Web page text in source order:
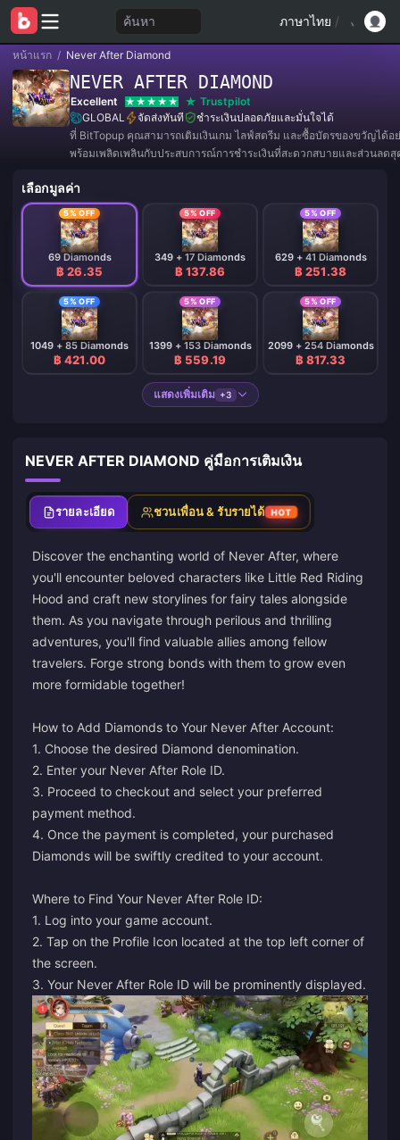
ค้นหา ภาษาไทย /
หน้าแรก / Never After Diamond
NEVER AFTER DIAMOND
Excellent
Trustpilot
GLOBAL
จัดส่งทันที
ชำระเงินปลอดภัยและมั่นใจได้
ที่ BitTopup คุณสามารถเติมเงินเกม ไลฟ์สตรีม และซื้อบัตรของขวัญได้อ
พร้อมเพลิดเพลินกับประสบการณ์การชำระเงินที่สะดวกสบายและส่วนลด
เลือกมูลค่า
5% OFF
69 Diamonds
฿ 26.35
5% OFF
349 + 17 Diamonds
฿ 137.86
5% OFF
629 + 41 Diamonds
฿ 251.38
5% OFF
1049 + 85 Diamonds
฿ 421.00
5% OFF
1399 + 153 Diamonds
฿ 559.19
5% OFF
2099 + 254 Diamonds
฿ 817.33
แสดงเพิ่มเติม +3
NEVER AFTER DIAMOND คู่มือการเติมเงิน
รายละเอียด ชวนเพื่อน & รับรายได้ HOT
Discover the enchanting world of Never After, where
you'll encounter beloved characters like Little Red Riding
Hood and craft new storylines for fairy tales alongside
them. As you navigate through perilous and thrilling
adventures, you'll find valuable allies among fellow
travelers. Forge strong bonds with them to grow even
more formidable together!
How to Add Diamonds to Your Never After Account:
1. Choose the desired Diamond denomination.
2. Enter your Never After Role ID.
3. Proceed to checkout and select your preferred
payment method.
4. Once the payment is completed, your purchased
Diamonds will be swiftly credited to your account.
Where to Find Your Never After Role ID:
1. Log into your game account.
2. Tap on the Profile Icon located at the top left corner of
the screen.
3. Your Never After Role ID will be prominently displayed.